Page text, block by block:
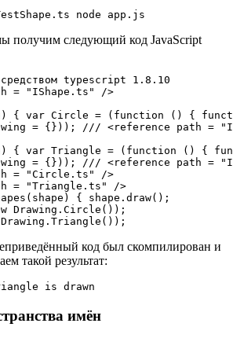
получим следующий код JavaScript
typescript 1.8.10
= "IShape.ts" />
{ var Circle = (function () {
= {})); /// <reference path =
{ var Triangle = (function () {
= {})); /// <reference path =
= "Circle.ts" />
= "Triangle.ts" />
{ shape.draw();
Drawing.Circle());
код был скомпилирован и
такой результат:
имён